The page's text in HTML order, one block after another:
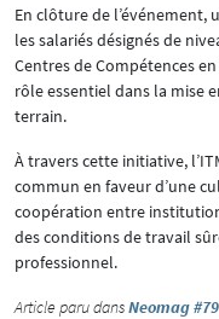
En clôture de l’événement,
les salariés désignés de
Centres de Compétences
rôle essentiel dans la mise
terrain.
À travers cette initiative,
commun en faveur d’une
coopération entre
des conditions de travail
professionnel.
Article paru dansNeomag